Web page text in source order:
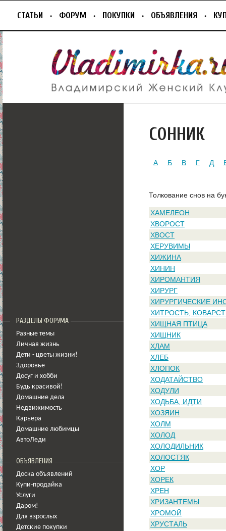
СТАТЬИ ФОРУМ ПОКУПКИ ОБЪЯВЛЕНИЯ
РАЗДЕЛЫ ФОРУМА
Разные темы
Личная жизнь
Дети - цветы жизни!
Здоровье
Досуг и хобби
Будь красивой!
Домашние дела
Недвижимость
Карьера
Домашние любимцы
АвтоЛеди
ОБЪЯВЛЕНИЯ
Доска объявлений
Купи-продайка
Услуги
Даром!
Для взрослых
Детские покупки
СОННИК
А Б В Г Д
Толкование снов на
ХАМЕЛЕОН
ХВОРОСТ
ХВОСТ
ХЕРУВИМЫ
ХИЖИНА
ХИНИН
ХИРОМАНТИЯ
ХИРУРГ
ХИРУРГИЧЕСКИЕ
ХИТРОСТЬ,
ХИЩНАЯ ПТИЦА
ХИЩНИК
ХЛАМ
ХЛЕБ
ХЛОПОК
ХОДАТАЙСТВО
ХОДУЛИ
ХОДЬБА, ИДТИ
ХОЗЯИН
ХОЛМ
ХОЛОД
ХОЛОДИЛЬНИК
ХОЛОСТЯК
ХОР
ХОРЕК
ХРЕН
ХРИЗАНТЕМЫ
ХРОМОЙ
ХРУСТАЛЬ